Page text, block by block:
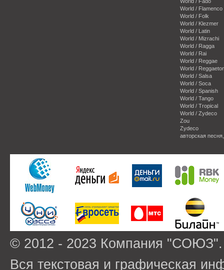
World / Flamenco
World / Folk
World / Klezmer
World / Latin
World / Mizrachi
World / Ragga
World / Rai
World / Reggae
World /
World / Salsa
World / Soca
World / Spanish
World / Tango
World / Tropical
World / Zydeco
Zou
Zydeco
авторская
© 2012 - 2023 Компания
Вся текстовая и графическая